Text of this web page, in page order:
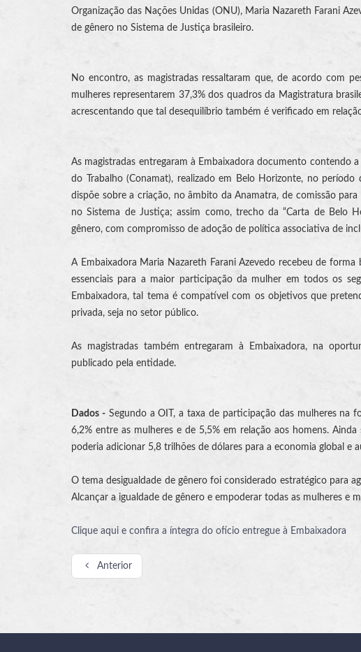
Organização das Nações Unidas (ONU), Maria Nazareth Farani
de gênero no Sistema de Justiça brasileiro.
No encontro, as magistradas ressaltaram que, de acordo com
mulheres representarem 37,3% dos quadros da Magistratura
acrescentando que tal desequilíbrio também é verificado em
As magistradas entregaram à Embaixadora documento contendo
do Trabalho (Conamat), realizado em Belo Horizonte, no
dispõe sobre a criação, no âmbito da Anamatra, de comissão
no Sistema de Justiça; assim como, trecho da “Carta de Belo
gênero, com compromisso de adoção de política associativa de
A Embaixadora Maria Nazareth Farani Azevedo recebeu de
essenciais para a maior participação da mulher em todos os
Embaixadora, tal tema é compatível com os objetivos que
privada, seja no setor público.
As magistradas também entregaram à Embaixadora, na
publicado pela entidade.
Dados -Segundo a OIT, a taxa de participação das mulheres na
6,2% entre as mulheres e de 5,5% em relação aos homens.
poderia adicionar 5,8 trilhões de dólares para a economia global e
O tema desigualdade de gênero foi considerado estratégico para
Alcançar a igualdade de gênero e empoderar todas as mulheres e
Clique aqui e confira a íntegra do ofício entregue à Embaixadora
Anterior